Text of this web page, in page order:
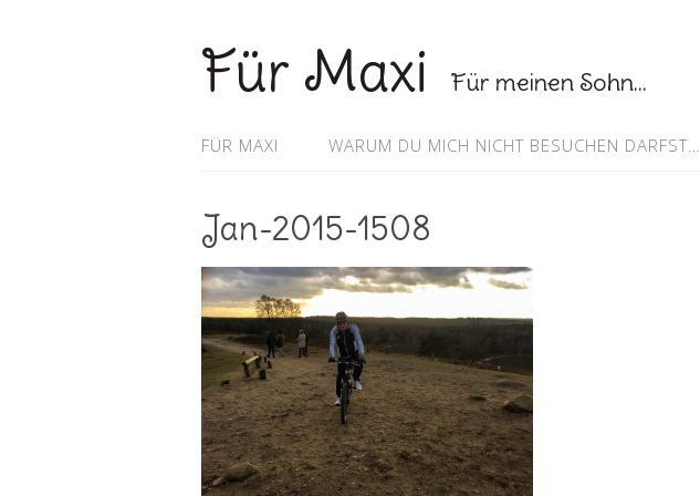
Für Maxi Für meinen Sohn...
FÜR MAXI WARUM DU MICH NICHT BESUCHEN DARFST…
Jan-2015-1508